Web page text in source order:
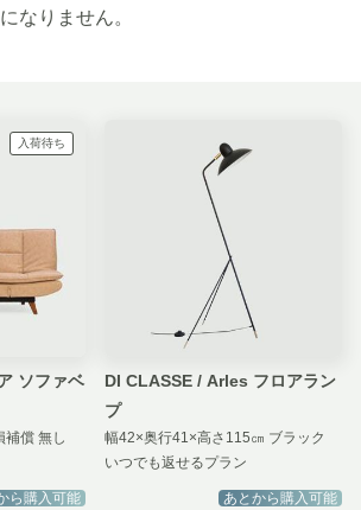
なりません。
入荷待ち
ソファベ
補償 無し
ら購入可能
DI CLASSE / Arles フロアラン
プ
幅42×奥行41×高さ115㎝ ブラック
いつでも返せるプラン
あとから購入可能